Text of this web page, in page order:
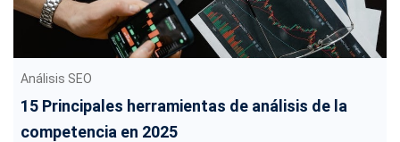
Análisis SEO
15 Principales herramientas de análisis de la
competencia en 2025